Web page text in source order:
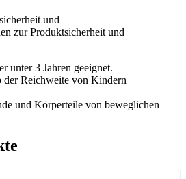
und
zur Produktsicherheit und
unter 3 Jahren geeignet.
der Reichweite von Kindern
und Körperteile von beweglichen